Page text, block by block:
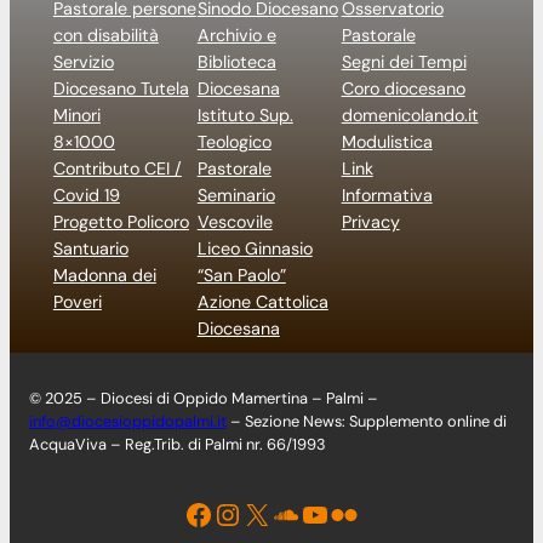
Pastorale persone
con disabilità
Servizio
Diocesano Tutela
Minori
8×1000
Contributo CEI /
Covid 19
Progetto Policoro
Santuario
Madonna dei
Poveri
Sinodo Diocesano
Archivio e
Biblioteca
Diocesana
Istituto Sup.
Teologico
Pastorale
Seminario
Vescovile
Liceo Ginnasio
“San Paolo”
Azione Cattolica
Diocesana
Osservatorio
Pastorale
Segni dei Tempi
Coro diocesano
domenicolando.it
Modulistica
Link
Informativa
Privacy
© 2025 – Diocesi di Oppido Mamertina – Palmi –
info@diocesioppidopalmi.it – Sezione News: Supplemento online di
AcquaViva – Reg.Trib. di Palmi nr. 66/1993
Facebook Instagram X Soundcloud YouTube Flickr